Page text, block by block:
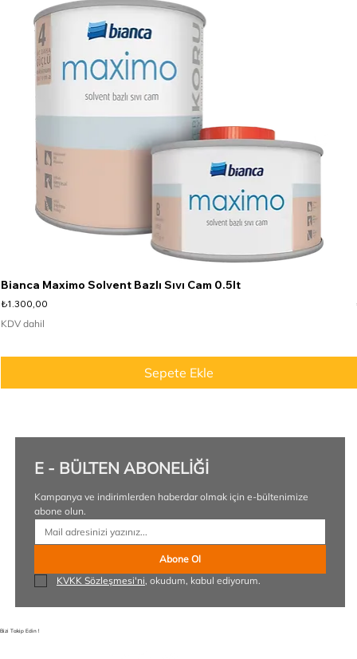
Bianca Maximo Solvent Bazlı Sıvı Cam 0.5lt
Fiyat
₺1.300,00
KDV dahil
Sepete Ekle
E - BÜLTEN ABONELİĞİ
Kampanya ve indirimlerden haberdar olmak için e-bültenimize
abone olun.
Abone Ol
KVKK Sözleşmesi'ni, okudum, kabul ediyorum.
Bizi Takip Edin !